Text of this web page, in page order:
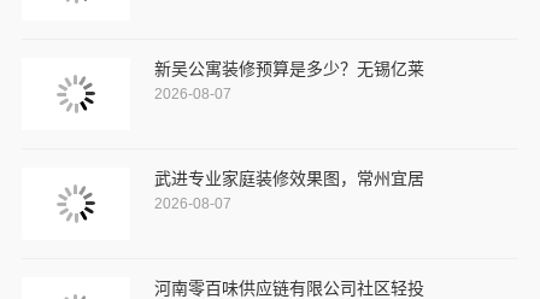
新吴公寓装修预算是多少？无锡亿莱
2026-08-07
武进专业家庭装修效果图，常州宜居
2026-08-07
河南零百味供应链有限公司社区轻投